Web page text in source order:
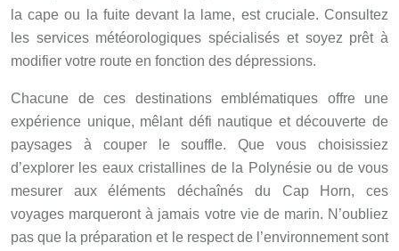
la cape ou la fuite devant la lame, est cruciale. Consultez
les services météorologiques spécialisés et soyez prêt à
modifier votre route en fonction des dépressions.
Chacune de ces destinations emblématiques offre une
expérience unique, mêlant défi nautique et découverte de
paysages à couper le souffle. Que vous choisissiez
d’explorer les eaux cristallines de la Polynésie ou de vous
mesurer aux éléments déchaînés du Cap Horn, ces
voyages marqueront à jamais votre vie de marin. N’oubliez
pas que la préparation et le respect de l’environnement sont